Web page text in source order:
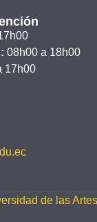
08h00 a 18h00
17h00
de las Artes